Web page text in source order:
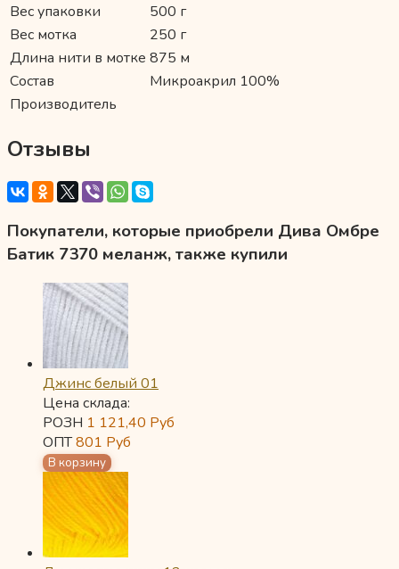
Вес упаковки
500 г
Вес мотка
250 г
Длина нити в мотке 875 м
Состав
Микроакрил 100%
Производитель
Отзывы
Покупатели, которые приобрели Дива Омбре
Батик 7370 меланж, также купили
Джинс белый 01
Цена склада:
РОЗН 1 121,40 Руб
ОПТ801 Руб